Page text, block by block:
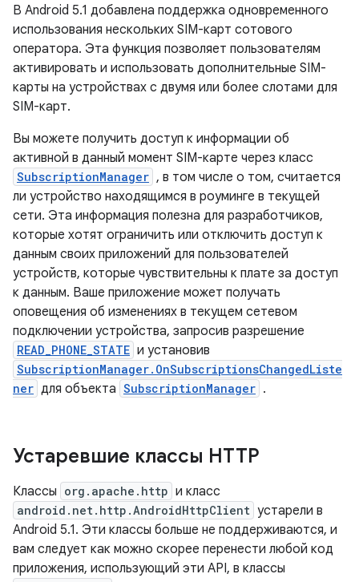
В Android 5.1 добавлена ​​поддержка одновременного
использования нескольких SIM-карт сотового
оператора. Эта функция позволяет пользователям
активировать и использовать дополнительные SIM-
карты на устройствах с двумя или более слотами для
SIM-карт.
Вы можете получить доступ к информации об
активной в данный момент SIM-карте через класс
SubscriptionManager , в том числе о том, считается
ли устройство находящимся в роуминге в текущей
сети. Эта информация полезна для разработчиков,
которые хотят ограничить или отключить доступ к
данным своих приложений для пользователей
устройств, которые чувствительны к плате за доступ
к данным. Ваше приложение может получать
оповещения об изменениях в текущем сетевом
подключении устройства, запросив разрешение
READ_PHONE_STATE и установив
SubscriptionManager.OnSubscriptionsChangedListe
ner для объекта SubscriptionManager .
Устаревшие классы HTTP
Классы org.apache.http и класс
android.net.http.AndroidHttpClient устарели в
Android 5.1. Эти классы больше не поддерживаются, и
вам следует как можно скорее перенести любой код
приложения, использующий эти API, в классы